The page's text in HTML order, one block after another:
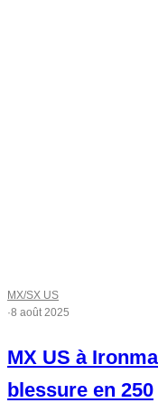
MX/SX US
·8 août 2025
MX US à
blessure en 250